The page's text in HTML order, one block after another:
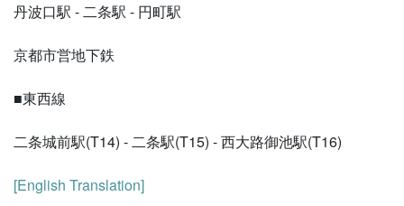
丹波口駅 - 二条駅 - 円町駅
京都市営地下鉄
■東西線
二条城前駅(T14) - 二条駅(T15) - 西大路御池駅(T16)
[English Translation]